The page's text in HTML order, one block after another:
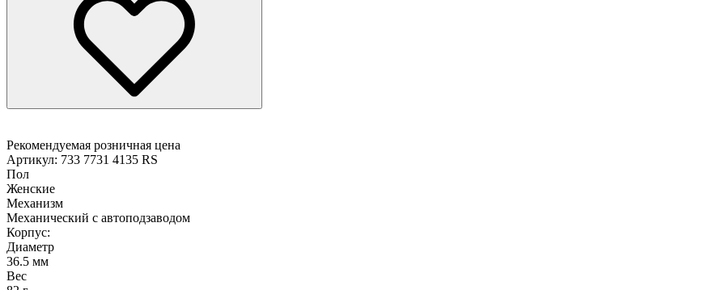
Рекомендуемая розничная цена
Артикул: 733 7731 4135 RS
Пол
Женские
Механизм
Механический с автоподзаводом
Корпус:
Диаметр
36.5 мм
Вес